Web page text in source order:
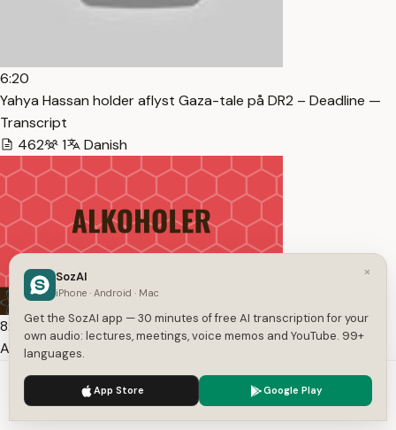
6:20
Yahya Hassan holder aflyst Gaza-tale på DR2 – Deadline —
Transcript
462
1 Danish
8:20
Alkoholer | Kemi B – Organisk kemi 3 — Transcript
We use cookies to enhance your experience.
×
SozAI
iPhone · Android · Mac
Get the SozAI app — 30 minutes of free AI transcription for your
own audio: lectures, meetings, voice memos and YouTube. 99+
languages.
App Store Google Play